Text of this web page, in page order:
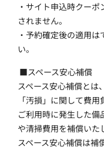
・サイト申込時クー
されません。
・予約確定後の適用
い。
■スペース安心補償
スペース安心補償とは
「汚損」に関して費
ご利用時に発生した
や清掃費用を補償いた
スペース安心補償は補